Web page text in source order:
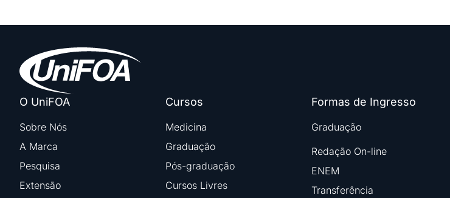
O UniFOA
Sobre Nós
A Marca
Pesquisa
Extensão
Cursos
Medicina
Graduação
Pós-graduação
Cursos Livres
Formas de Ingresso
Graduação
Redação On-line
ENEM
Transferência